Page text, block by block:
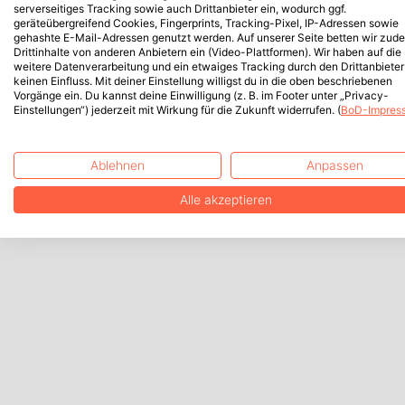
serverseitiges Tracking sowie auch Drittanbieter ein, wodurch ggf.
geräteübergreifend Cookies, Fingerprints, Tracking-Pixel, IP-Adressen sowie
gehashte E-Mail-Adressen genutzt werden. Auf unserer Seite betten wir
Drittinhalte von anderen Anbietern ein (Video-Plattformen). Wir haben auf die
weitere Datenverarbeitung und ein etwaiges Tracking durch den Drittanbieter
keinen Einfluss. Mit deiner Einstellung willigst du in die oben beschriebenen
Vorgänge ein. Du kannst deine Einwilligung (z. B. im Footer unter „Privacy-
Einstellungen“) jederzeit mit Wirkung für die Zukunft widerrufen. (BoD-
Ablehnen Anpassen
Alle akzeptieren